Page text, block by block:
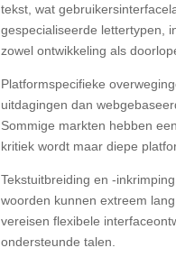
tekst, wat
gespecialiseerde lettertypen,
zowel ontwikkeling als
Platformspecifieke
uitdagingen dan
Sommige markten hebben
kritiek wordt maar diepe
Tekstuitbreiding en -
woorden kunnen extreem
vereisen flexibele
ondersteunde talen.